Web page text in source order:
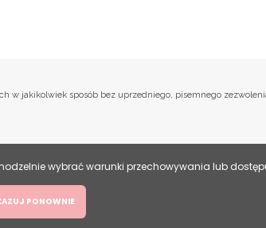
jakikolwiek sposób bez uprzedniego, pisemnego
wybrać warunki przechowywania lub
PONOWNIE